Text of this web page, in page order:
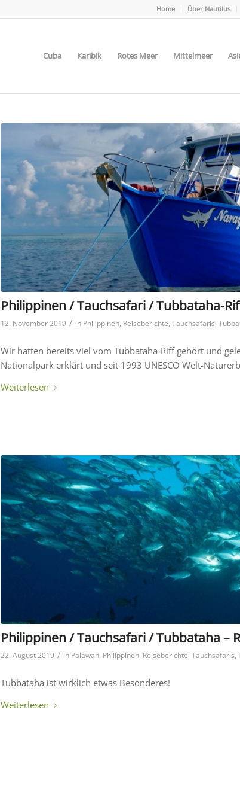
Home Über Nautilus
Cuba Karibik Rotes Meer Mittelmeer
Philippinen / Tauchsafari / Tubbataha-
12. November 2019 / in Philippinen, Reiseberichte, Tauchsafaris,
Wir hatten bereits viel vom Tubbataha-Riff gehört und
Nationalpark erklärt und seit 1993 UNESCO Welt-
Weiterlesen
Philippinen / Tauchsafari / Tubbataha –
22. August 2019 / in Palawan, Philippinen, Reiseberichte, Tauchsafaris,
Tubbataha ist wirklich etwas Besonderes!
Weiterlesen